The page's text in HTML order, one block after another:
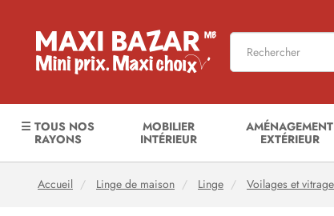
☰ TOUS NOS
RAYONS
MOBILIER
INTÉRIEUR
AMÉNAGEMENT
EXTÉRIEUR
Accueil Linge de maison Linge Voilages et